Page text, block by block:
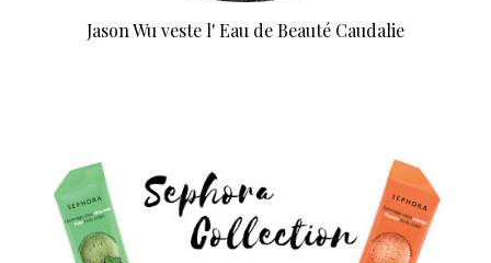
Jason Wu veste l' Eau de Beauté Caudalie